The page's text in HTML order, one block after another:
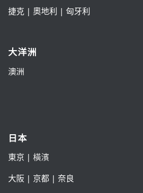
捷克| 奧地利 | 匈牙利
大洋洲
澳洲
日本
東京 | 橫濱
大阪 | 京都| 奈良